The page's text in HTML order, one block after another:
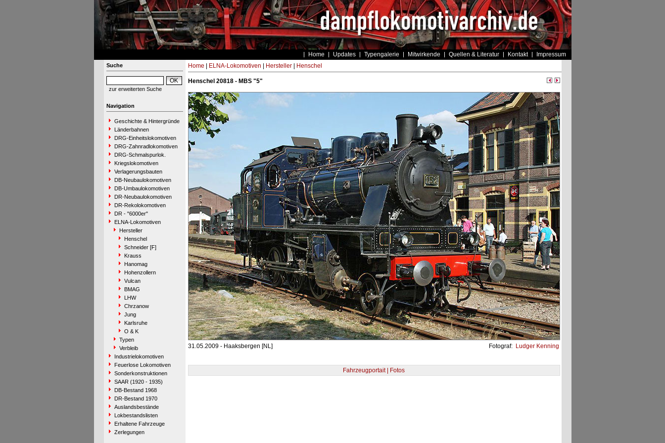
Home Updates Typengalerie Mitwirkende Quellen & Literatur Kontakt Impressum
Suche
zur erweiterten Suche
Navigation
Geschichte & Hintergründe
Länderbahnen
DRG-Einheitslokomotiven
DRG-Zahnradlokomotiven
DRG-Schmalspurlok.
Kriegslokomotiven
Verlagerungsbauten
DB-Neubaulokomotiven
DB-Umbaulokomotiven
DR-Neubaulokomotiven
DR-Rekolokomotiven
DR - "6000er"
ELNA-Lokomotiven
Hersteller
Henschel
Schneider [F]
Krauss
Hanomag
Hohenzollern
Vulcan
BMAG
LHW
Chrzanow
Jung
Karlsruhe
O & K
Typen
Verbleib
Industrielokomotiven
Feuerlose Lokomotiven
Sonderkonstruktionen
SAAR (1920 - 1935)
DB-Bestand 1968
DR-Bestand 1970
Auslandsbestände
Lokbestandslisten
Erhaltene Fahrzeuge
Zerlegungen
Home ELNA-Lokomotiven Hersteller| Henschel
Henschel 20818 - MBS "5"
31.05.2009 - Haaksbergen [NL] Fotograf: Ludger Kenning
Fahrzeugportait | Fotos